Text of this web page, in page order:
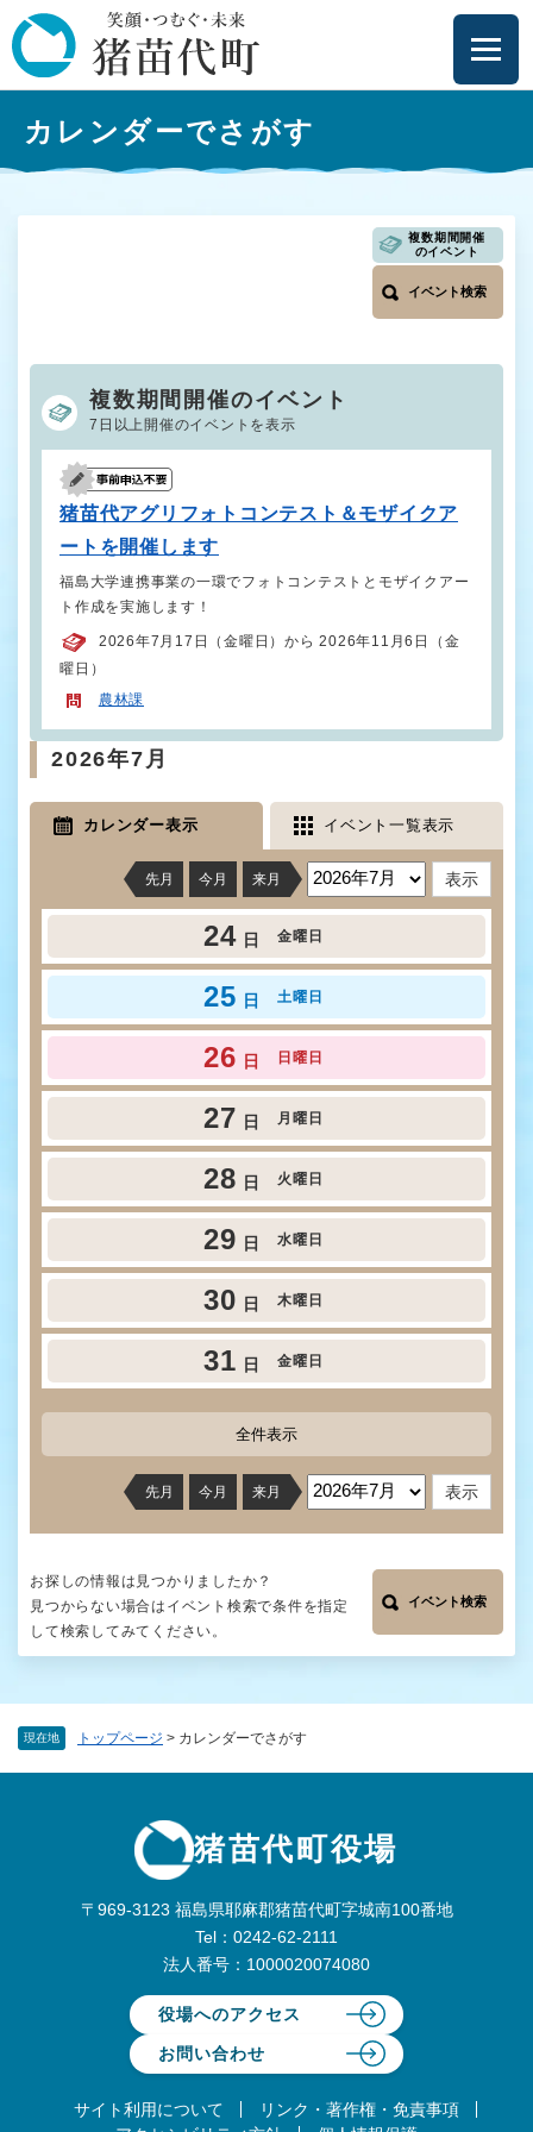
ー
ジ
の
メニューを飛ばして本文へ
現在地 トップページ > カレンダーでさがす
カレンダーでさがす
複数期間開催
のイベント
イベント検索
複数期間開催のイベント
7日以上開催のイベントを表示
猪苗代アグリフォトコンテスト＆モザイクア
ートを開催します
福島大学連携事業の一環でフォトコンテストとモザイクアー
ト作成を実施します！
2026年7月17日（金曜日）から 2026年11月6日（金
曜日）
農林課
2026年7月
カレンダー表示 イベント一覧表示
先月 今月 来月
24 日 金曜日
25 日 土曜日
26 日 日曜日
27 日 月曜日
28 日 火曜日
29 日 水曜日
30 日 木曜日
31 日 金曜日
全件表示
先月 今月 来月
お探しの情報は見つかりましたか？
見つからない場合はイベント検索で条件を指定
して検索してみてください。
イベント検索
猪苗代町役場
〒969-3123 福島県耶麻郡猪苗代町字城南100番地
Tel：0242-62-2111
法人番号：1000020074080
役場へのアクセス
お問い合わせ
サイト利用について
リンク・著作権・免責事項